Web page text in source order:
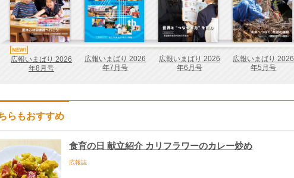
広報いまばり 2026
年8月号
広報いまばり 2026
年7月号
広報いまばり 2026
年6月号
広報いまばり 2026
年5月号
らもおすすめ
食育の日 献立紹介 カリフラワーのカレー炒め
広報誌